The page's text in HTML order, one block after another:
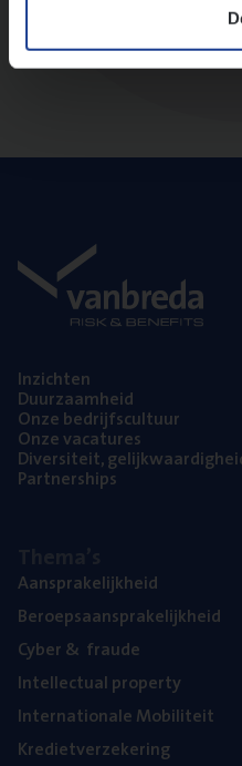
Inzich­ten
Duur­zaam­heid
Onze bedrijfs­cul­tuur
Onze vaca­tu­res
Diver­si­teit,
Part­ner­ships
Aan­spra­ke­lijk­heid
Beroeps­aan­spra­ke­lijk­heid
Cyber& fraude
Intel­lec­tu­al property
Inter­na­ti­o­na­le Mobiliteit
Kre­diet­ver­ze­ke­ring